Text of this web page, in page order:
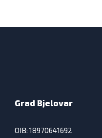
Grad Bjelovar
OIB: 18970641692